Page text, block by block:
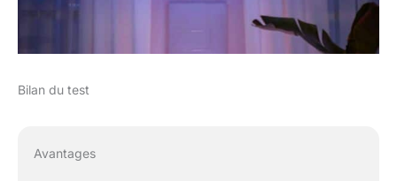
Bilan du test
Avantages